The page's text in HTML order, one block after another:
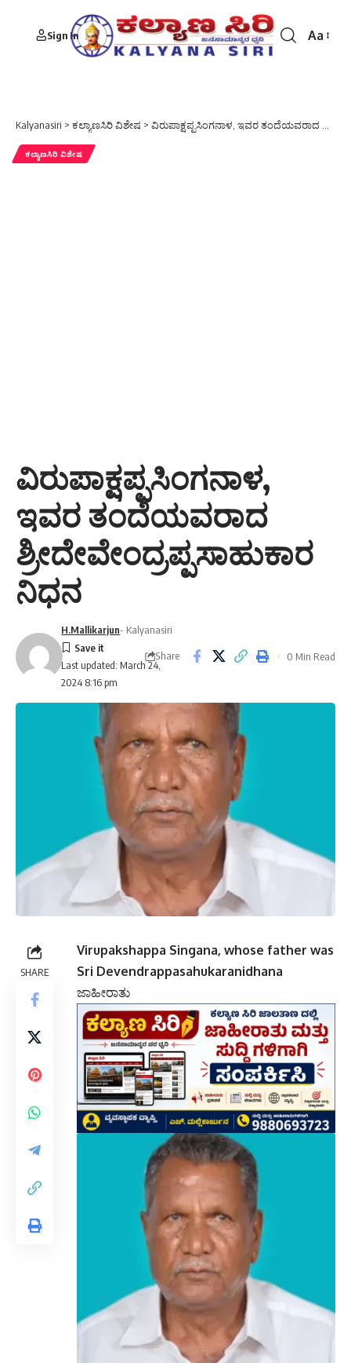
Sign In
Font
Aa
Kalyanasiri > ಕಲ್ಯಾಣಸಿರಿ ವಿಶೇಷ > ವಿರುಪಾಕ್ಷಪ್ಪಸಿಂಗನಾಳ, ಇವರ ತಂದೆಯವರಾದ ಶ್ರೀದೇವೇಂದ್ರಪ್ಪಸಾಹುಕಾರ ನಿಧನ
ಕಲ್ಯಾಣಸಿರಿ ವಿಶೇಷ
ವಿರುಪಾಕ್ಷಪ್ಪಸಿಂಗನಾಳ,
ಇವರ ತಂದೆಯವರಾದ
ಶ್ರೀದೇವೇಂದ್ರಪ್ಪಸಾಹುಕಾರ
ನಿಧನ
Last updated: March 24,
2024 8:16 pm
H.Mallikarjun- Kalyanasiri
Share 0 Min Read
SHARE
Virupakshappa Singana, whose father was
Sri Devendrappasahukaranidhana
ಜಾಹೀರಾತು